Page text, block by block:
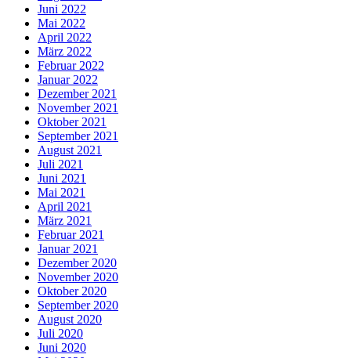
Juni 2022
Mai 2022
April 2022
März 2022
Februar 2022
Januar 2022
Dezember 2021
November 2021
Oktober 2021
September 2021
August 2021
Juli 2021
Juni 2021
Mai 2021
April 2021
März 2021
Februar 2021
Januar 2021
Dezember 2020
November 2020
Oktober 2020
September 2020
August 2020
Juli 2020
Juni 2020